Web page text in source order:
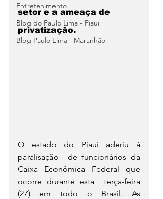
Entretenimento
Blog do Paulo Lima - Piaui
Blog Paulo Lima - Maranhão
setor e a ameaça de
privatização.
O estado do Piauí aderiu à
paralisação  de funcionários da
Caixa Econômica Federal que
ocorre durante esta  terça-feira
(27) em todo o Brasil. As